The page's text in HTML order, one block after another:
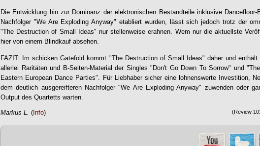
Die Entwicklung hin zur Dominanz der elektronischen Bestandteile inklusive
Nachfolger "We Are Exploding Anyway" etabliert wurden, lässt sich jedoch trotz der
"The Destruction of Small Ideas" nur stellenweise erahnen. Wem nur die aktuellste
hier von einem Blindkauf absehen.
FAZIT: Im schicken Gatefold kommt "The Destruction of Small Ideas" daher und
allerlei Raritäten und B-Seiten-Material der Singles "Don't Go Down To Sorrow" und
Eastern European Dance Parties". Für Liebhaber sicher eine lohnenswerte Investition,
dem deutlich ausgereifteren Nachfolger "We Are Exploding Anyway" zuwenden oder
Output des Quartetts warten.
Markus L. ( Info) (Review